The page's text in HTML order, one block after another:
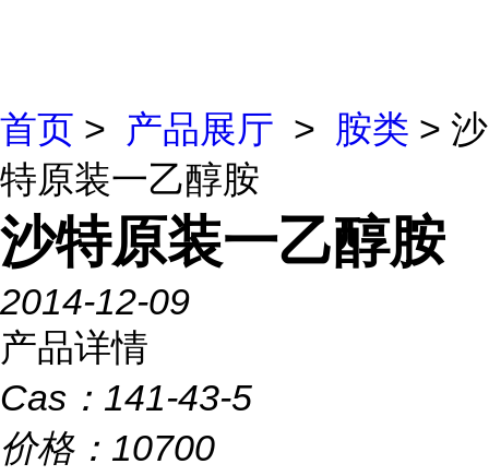
首页 > 产品展厅 > 胺类 > 沙
特原装一乙醇胺
沙特原装一乙醇胺
2014-12-09
产品详情
Cas： 141-43-5
价格： 10700